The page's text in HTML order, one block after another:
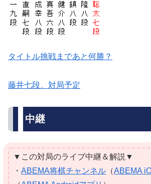
タイトル挑戦まであと何勝？
藤井七段、対局予定
中継
▼この対局のライブ中継＆解説▼
・ ABEMA将棋チャンネル （ABEMA